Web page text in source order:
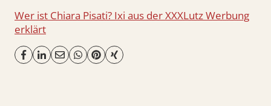
Wer ist Chiara Pisati? Ixi aus der XXXLutz Werbung
erklärt